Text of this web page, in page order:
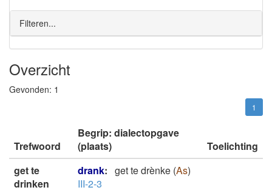
Filteren...
Overzicht
Gevonden: 1
1
Trefwoord
Begrip: dialectopgave
(plaats)
Toelichting
get te
drinken
drank: get te drènke (As)
III-2-3